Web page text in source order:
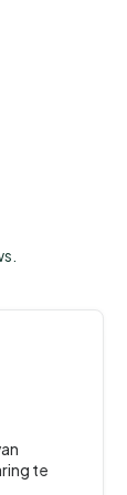
te